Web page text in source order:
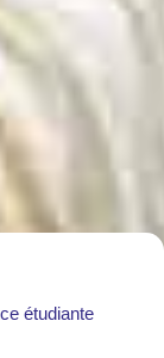
étudiante